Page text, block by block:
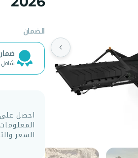
الضمان
شامل
احصل
السعر